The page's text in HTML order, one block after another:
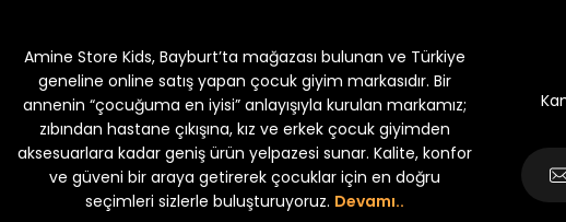
Yeni₺ 250 Yeni
₺ 320 ₺ 250
Amine Store Kids, Bayburt’ta mağazası bulunan ve Türkiye
geneline online satış yapan çocuk giyim markasıdır. Bir
annenin “çocuğuma en iyisi” anlayışıyla kurulan markamız;
zıbından hastane çıkışına, kız ve erkek çocuk giyimden
aksesuarlara kadar geniş ürün yelpazesi sunar. Kalite, konfor
ve güveni bir araya getirerek çocuklar için en doğru
seçimleri sizlerle buluşturuyoruz. Devamı..